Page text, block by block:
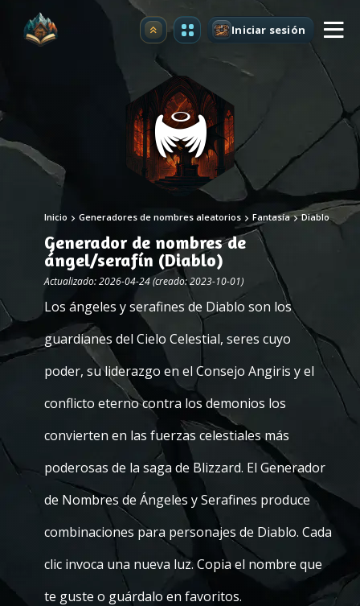
Mejorar Iniciar sesión
Inicio Generadores de nombres aleatorios Fantasía Diablo
Generador de nombres de
ángel/serafín (Diablo)
Actualizado: 2026-04-24 (creado: 2023-10-01)
Los ángeles y serafines de Diablo son los
guardianes del Cielo Celestial, seres cuyo
poder, su liderazgo en el Consejo Angiris y el
conflicto eterno contra los demonios los
convierten en las fuerzas celestiales más
poderosas de la saga de Blizzard. El Generador
de Nombres de Ángeles y Serafines produce
combinaciones para personajes de Diablo. Cada
clic invoca una nueva luz. Copia el nombre que
te guste o guárdalo en favoritos.